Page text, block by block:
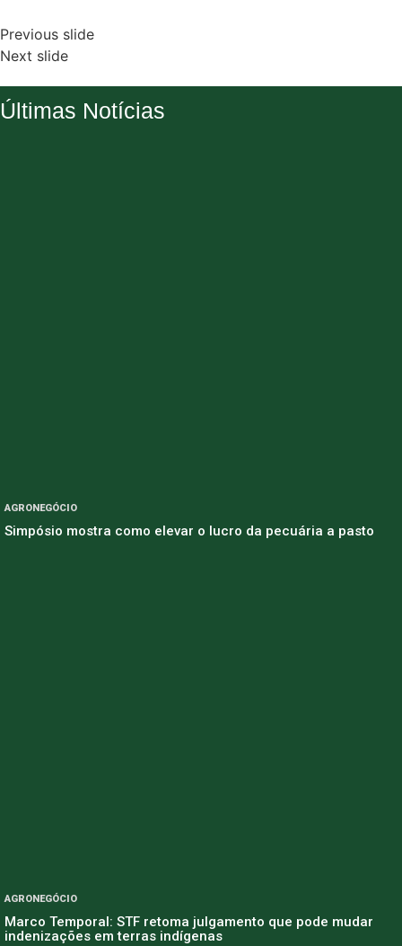
Previous slide
Next slide
Últimas Notícias
AGRONEGÓCIO
Simpósio mostra como elevar o lucro da pecuária a pasto
AGRONEGÓCIO
Marco Temporal: STF retoma julgamento que pode mudar
indenizações em terras indígenas